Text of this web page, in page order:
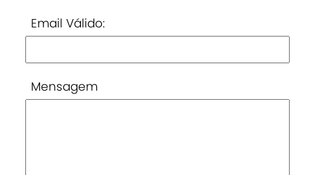
Email Válido:
Mensagem